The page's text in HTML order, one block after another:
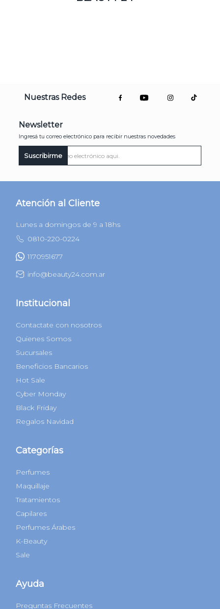
Newsletter
Atención al Cliente
Lunes a domingos de 9 a 18hs
1170951677
info@beauty24.com.ar
Institucional
Contactate con nosotros
Quienes Somos
Beneficios Bancarios
Cyber Monday
Black Friday
Regalos Navidad
Categorías
Perfumes
Tratamientos
Perfumes Árabes